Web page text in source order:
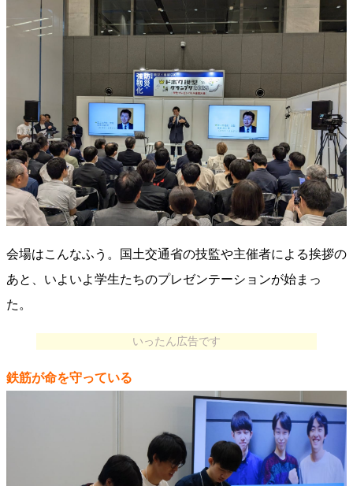
会場はこんなふう。国土交通省の技監や主催者による挨拶の
あと、いよいよ学生たちのプレゼンテーションが始まっ
た。
いったん広告です
鉄筋が命を守っている